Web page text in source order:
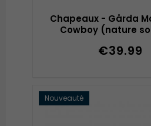
Chapeaux - Gårda
Cowboy (nature
€39.99
Nouveauté